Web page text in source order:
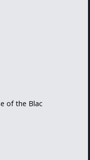
of the Blac